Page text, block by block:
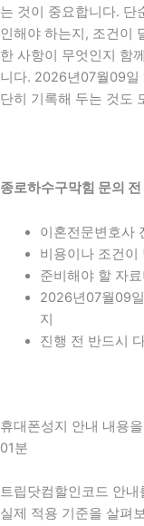
는 것이 중요합니다. 단
인해야 하는지, 조건이
한 사항이 무엇인지 함
니다. 2026년07월09일
단히 기록해 두는 것도
종로하수구막힘 문의
이혼전문변호사
비용이나 조건이
준비해야 할 자
2026년07월09
지
진행 전 반드시
휴대폰성지 안내 내용
01분
트립닷컴할인코드 안
실제 적용 기준을 살펴